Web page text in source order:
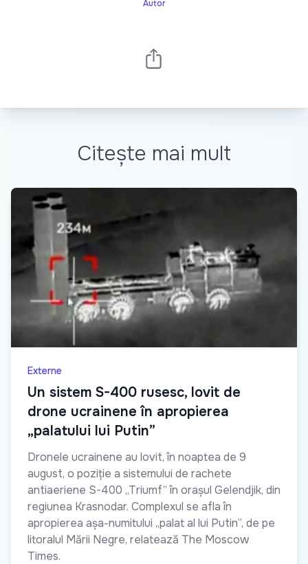
Autor
Citește mai mult
Externe
Un sistem S-400 rusesc, lovit de
drone ucrainene în apropierea
„palatului lui Putin”
Dronele ucrainene au lovit, în noaptea de 9
august, o poziție a sistemului de rachete
antiaeriene S-400 „Triumf” în orașul Gelendjik, din
regiunea Krasnodar. Complexul se afla în
apropierea așa-numitului „palat al lui Putin”, de pe
litoralul Mării Negre, relatează The Moscow
Times.